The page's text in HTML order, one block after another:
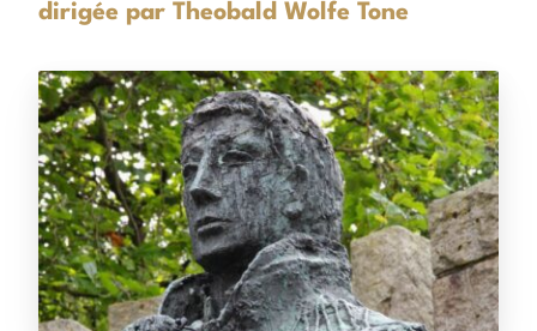
dirigée par Theobald Wolfe Tone